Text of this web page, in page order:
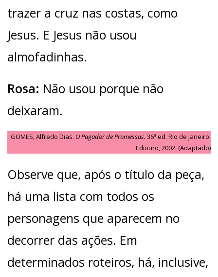
trazer a cruz nas costas, como
Jesus. E Jesus não usou
almofadinhas.
Rosa: Não usou porque não
deixaram.
GOMES, Alfredo Dias. O Pagador de Promessas. 36ª ed. Rio de Janeiro:
Ediouro, 2002. (Adaptado)
Observe que, após o título da peça,
há uma lista com todos os
personagens que aparecem no
decorrer das ações. Em
determinados roteiros, há, inclusive,